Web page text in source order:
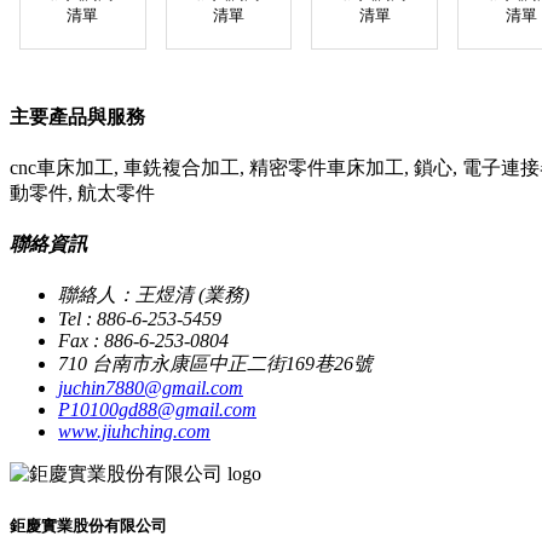
清單
清單
清單
清單
主要產品與服務
cnc車床加工, 車銑複合加工, 精密零件車床加工, 鎖心, 電子連
動零件, 航太零件
聯絡資訊
聯絡人：王煜清 (業務)
Tel : 886-6-253-5459
Fax : 886-6-253-0804
710 台南市永康區中正二街169巷26號
juchin7880@gmail.com
P10100gd88@gmail.com
www.jiuhching.com
鉅慶實業股份有限公司